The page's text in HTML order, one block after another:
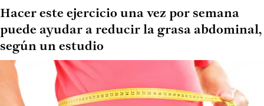
Hacer este ejercicio una vez por semana
puede ayudar a reducir la grasa abdominal,
según un estudio